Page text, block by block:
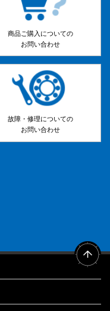
商品ご購入についての
お問い合わせ
故障・修理についての
お問い合わせ